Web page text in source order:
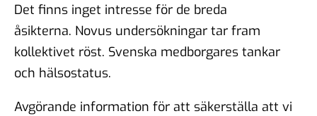
Det finns inget intresse för de breda
åsikterna. Novus undersökningar tar fram
kollektivet röst. Svenska medborgares tankar
och hälsostatus.
Avgörande information för att säkerställa att vi